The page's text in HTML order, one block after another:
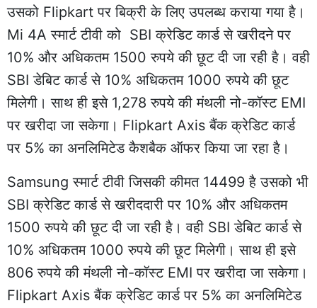
उसको Flipkart पर बिक्री के लिए उपलब्ध कराया गया है।
Mi 4A स्मार्ट टीवी को SBI क्रेडिट कार्ड से खरीदने पर
10% और अधिकतम 1500 रुपये की छूट दी जा रही है। वही
SBI डेबिट कार्ड से 10% अधिकतम 1000 रुपये की छूट
मिलेगी। साथ ही इसे 1,278 रुपये की मंथली नो-कॉस्ट EMI
पर खरीदा जा सकेगा। Flipkart Axis बैंक क्रेडिट कार्ड
पर 5% का अनलिमिटेड कैशबैक ऑफर किया जा रहा है।
Samsung स्मार्ट टीवी जिसकी कीमत 14499 है उसको भी
SBI क्रेडिट कार्ड से खरीददारी पर 10% और अधिकतम
1500 रुपये की छूट दी जा रही है। वही SBI डेबिट कार्ड से
10% अधिकतम 1000 रुपये की छूट मिलेगी। साथ ही इसे
806 रुपये की मंथली नो-कॉस्ट EMI पर खरीदा जा सकेगा।
Flipkart Axis बैंक क्रेडिट कार्ड पर 5% का अनलिमिटेड